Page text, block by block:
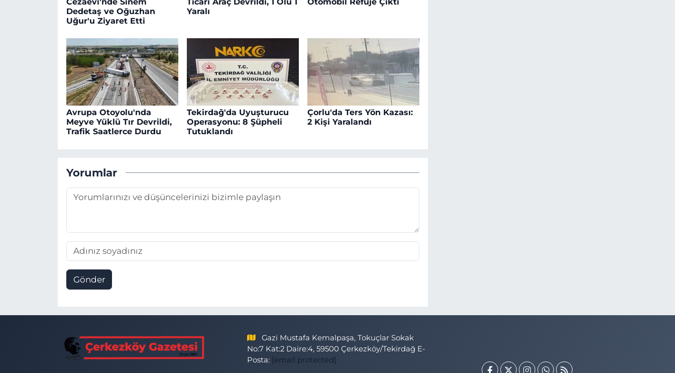
Dedetaş ve Oğuzhan
Uğur'u Ziyaret Etti
Yaralı
Avrupa Otoyolu'nda
Meyve Yüklü Tır Devrildi,
Trafik Saatlerce Durdu
Tekirdağ'da Uyuşturucu
Operasyonu: 8 Şüpheli
Tutuklandı
Çorlu'da Ters Yön Kazası:
2 Kişi Yaralandı
Yorumlar
Gönder
Gazi Mustafa Kemalpaşa, Tokuçlar Sokak
No:7 Kat:2 Daire:4, 59500 Çerkezköy/Tekirdağ E-
Posta: [email protected]